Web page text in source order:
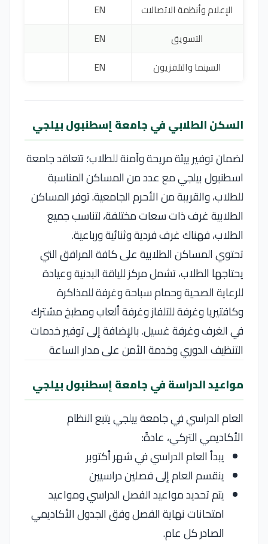
الإعلام وأنظمة الاتصالات
EN
التسويق
EN
السينما والتلفزيون
EN
السكن الطلابي في جامعة إسطنبول بيلجي
لضمان توفير بيئة مريحة وآمنة للطلاب؛ تتعاقد جامعة
اسطنبول بيلجي مع عدد من المساكن المناسبة
للطلاب، والقريبة من الأحرم الجامعية. توفر المساكن
الطلابية غرف ذات سعات مختلفة، لتناسب جميع
الطلاب، فهناك غرف فردية وثنائية ورباعية.
تحتوي المساكن الطلابية على كافة المرافق التي
يحتاجها الطلاب، تشمل مركز للياقة البدنية وعيادة
للرعاية الصحية وحمام سباحة وغرفة للمذاكرة
وكافتيريا وغرفة للتلفاز وغرفة ألعاب ومطبخ مشترك
في الغرف وغرفة غسيل. بالإضافة إلى توفير خدمات
التنظيف الدوري وخدمة الأمن على مدار الساعة
مواعيد الدراسة في جامعة إسطنبول بيلجي
العام الدراسي في جامعة بيلجي يتبع النظام
الأكاديمي التركي، عادةً:
يبدأ العام الدراسي في شهر أكتوبر
ينقسم العام إلى فصلين دراسيين
يتم تحديد مواعيد الفصل الدراسي ومواعيد
امتحانات نهاية الفصل وفق الجدول الأكاديمي
الصادر كل عام.